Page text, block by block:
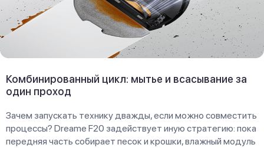
Комбинированный цикл: мытье и всасывание за
один проход
Зачем запускать технику дважды, если можно совместить
процессы? Dreame F20 задействует иную стратегию: пока
передняя часть собирает песок и крошки, влажный модуль